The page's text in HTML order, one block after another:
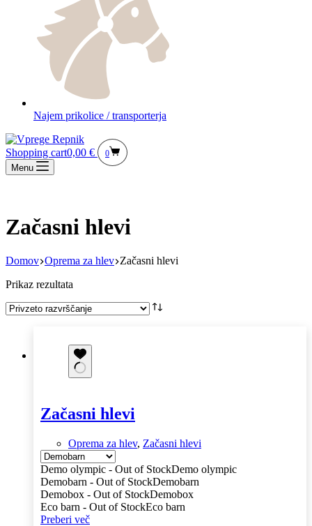
Najem prikolice / transporterja
Shopping cart0,00 € 0
Menu
Začasni hlevi
Domov Oprema za hlev Začasni hlevi
Prikaz rezultata
Začasni hlevi
Oprema za hlev, Začasni hlevi
Demo olympic - Out of StockDemo olympic
Demobarn - Out of StockDemobarn
Demobox - Out of StockDemobox
Eco barn - Out of StockEco barn
Preberi več